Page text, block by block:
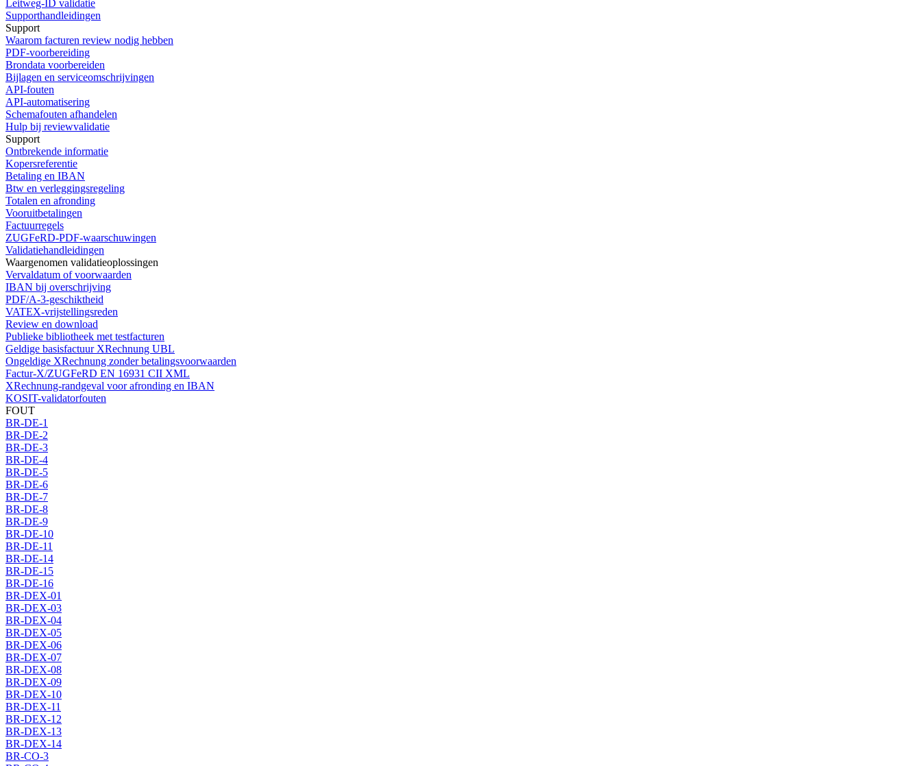
Leitweg-ID validatie
Supporthandleidingen
Support
Waarom facturen review nodig hebben
PDF-voorbereiding
Brondata voorbereiden
Bijlagen en serviceomschrijvingen
API-fouten
API-automatisering
Schemafouten afhandelen
Hulp bij reviewvalidatie
Support
Ontbrekende informatie
Kopersreferentie
Betaling en IBAN
Btw en verleggingsregeling
Totalen en afronding
Vooruitbetalingen
Factuurregels
ZUGFeRD-PDF-waarschuwingen
Validatiehandleidingen
Waargenomen validatieoplossingen
Vervaldatum of voorwaarden
IBAN bij overschrijving
PDF/A-3-geschiktheid
VATEX-vrijstellingsreden
Review en download
Publieke bibliotheek met testfacturen
Geldige basisfactuur XRechnung UBL
Ongeldige XRechnung zonder betalingsvoorwaarden
Factur-X/ZUGFeRD EN 16931 CII XML
XRechnung-randgeval voor afronding en IBAN
KOSIT-validatorfouten
FOUT
BR-DE-1
BR-DE-2
BR-DE-3
BR-DE-4
BR-DE-5
BR-DE-6
BR-DE-7
BR-DE-8
BR-DE-9
BR-DE-10
BR-DE-11
BR-DE-14
BR-DE-15
BR-DE-16
BR-DEX-01
BR-DEX-03
BR-DEX-04
BR-DEX-05
BR-DEX-06
BR-DEX-07
BR-DEX-08
BR-DEX-09
BR-DEX-10
BR-DEX-11
BR-DEX-12
BR-DEX-13
BR-DEX-14
BR-CO-3